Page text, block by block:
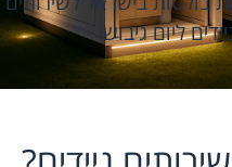
ליום גיבוש